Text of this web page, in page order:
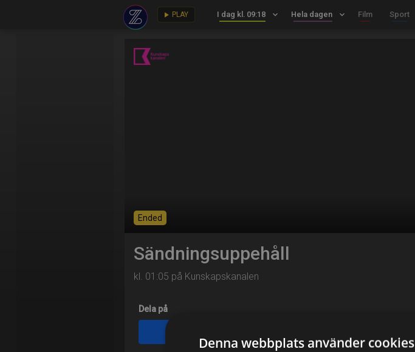
play_arrow PLAY I dag kl. 09:18 keyboard_arrow_down Hela dagen keyboard_arrow_down Film Sport
Ended
Sändningsuppehåll
kl. 01:05 på Kunskapskanalen
Dela på
Denna webbplats använder cookies